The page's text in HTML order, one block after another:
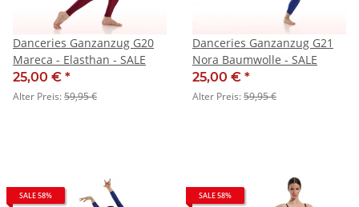
Danceries Ganzanzug G20
Mareca - Elasthan - SALE
25,00 € *
Alter Preis:59,95 €
Danceries Ganzanzug G21
Nora Baumwolle - SALE
25,00 € *
Alter Preis:59,95 €
SALE 58% SALE 58%